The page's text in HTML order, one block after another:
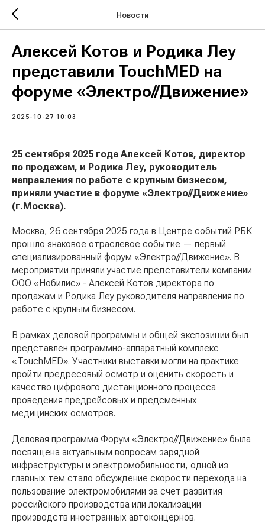
Новости
Алексей Котов и Родика Леу
представили TouchMED на
форуме «Электро//Движение»
2025-10-27 10:03
25 сентября 2025 года Алексей Котов, директор
по продажам, и Родика Леу, руководитель
направления по работе с крупным бизнесом,
приняли участие в форуме «Электро//Движение»
(г.Москва).
Москва, 26 сентября 2025 года в Центре событий РБК
прошло знаковое отраслевое событие — первый
специализированный форум «Электро//Движение». В
мероприятии приняли участие представители компании
ООО «Нобилис» - Алексей Котов директора по
продажам и Родика Леу руководителя направления по
работе с крупным бизнесом.
В рамках деловой программы и общей экспозиции был
представлен программно-аппаратный комплекс
«TouchMED». Участники выставки могли на практике
пройти предресовый осмотр и оценить скорость и
качество цифрового дистанционного процесса
проведения предрейсовых и предсменных
медицинских осмотров.
Деловая программа Форум «Электро//Движение» была
посвящена актуальным вопросам зарядной
инфраструктуры и электромобильности, одной из
главных тем стало обсуждение скорости перехода на
пользование электромобилями за счет развития
российского производства или локализации
производств иностранных автоконцернов.